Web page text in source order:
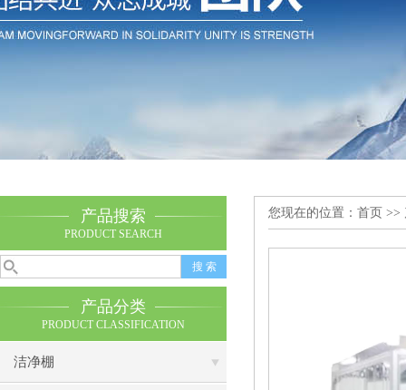
产品搜索
PRODUCT SEARCH
产品分类
PRODUCT CLASSIFICATION
洁净棚
您现在的位置： 首页 >>